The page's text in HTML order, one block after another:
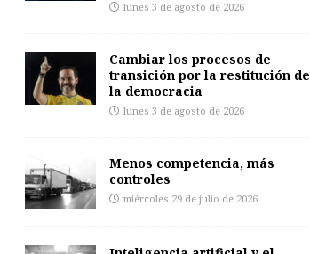
lunes 3 de agosto de 2026
Cambiar los procesos de
transición por la restitución de
la democracia
lunes 3 de agosto de 2026
Menos competencia, más
controles
miércoles 29 de julio de 2026